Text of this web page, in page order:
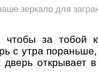
зеркало для
чтобы за тобой
с утра
открывает